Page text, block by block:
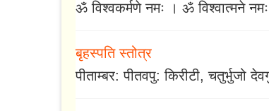
ॐ विश्वकर्मणे नमः । ॐ विश्वात्मने
बृहस्पति स्तोत्र
पीताम्बर: पीतवपु: किरीटी, चतुर्भुजो